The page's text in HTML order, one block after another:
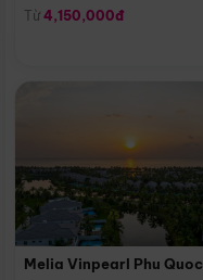
Từ 4,150,000đ
Melia Vinpearl Phu Quoc